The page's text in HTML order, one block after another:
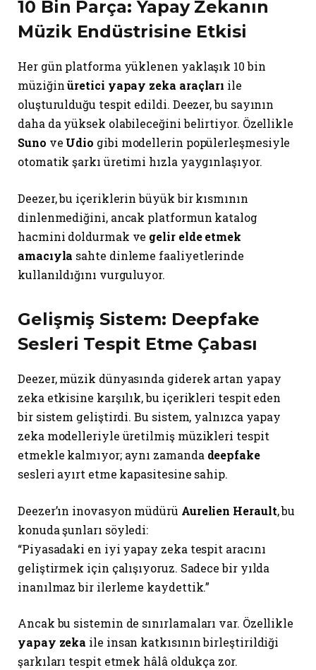
10 Bin Parça: Yapay Zekanın
Müzik Endüstrisine Etkisi
Her gün platforma yüklenen yaklaşık 10 bin
müziğinüretici yapay zeka araçları ile
oluşturulduğu tespit edildi. Deezer, bu sayının
daha da yüksek olabileceğini belirtiyor. Özellikle
Suno ve Udio gibi modellerin popülerleşmesiyle
otomatik şarkı üretimi hızla yaygınlaşıyor.
Deezer, bu içeriklerin büyük bir kısmının
dinlenmediğini, ancak platformun katalog
hacmini doldurmak ve gelir elde etmek
amacıyla sahte dinleme faaliyetlerinde
kullanıldığını vurguluyor.
Gelişmiş Sistem: Deepfake
Sesleri Tespit Etme Çabası
Deezer, müzik dünyasında giderek artan yapay
zeka etkisine karşılık, bu içerikleri tespit eden
bir sistem geliştirdi. Bu sistem, yalnızca yapay
zeka modelleriyle üretilmiş müzikleri tespit
etmekle kalmıyor; aynı zamanda deepfake
sesleri ayırt etme kapasitesine sahip.
Deezer’ın inovasyon müdürü Aurelien Herault, bu
konuda şunları söyledi:
“Piyasadaki en iyi yapay zeka tespit aracını
geliştirmek için çalışıyoruz. Sadece bir yılda
inanılmaz bir ilerleme kaydettik.”
Ancak bu sistemin de sınırlamaları var. Özellikle
yapay zeka ile insan katkısının birleştirildiği
şarkıları tespit etmek hâlâ oldukça zor.